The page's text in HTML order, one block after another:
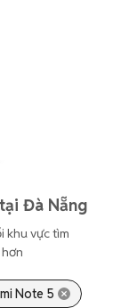
Đà Nẵng
khu vực tìm
Note 5